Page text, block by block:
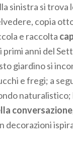
sinistra si trova
copia
e raccolta
primi anni del
giardino si
e fregi; a
naturalistico;
conversazione
decorazioni